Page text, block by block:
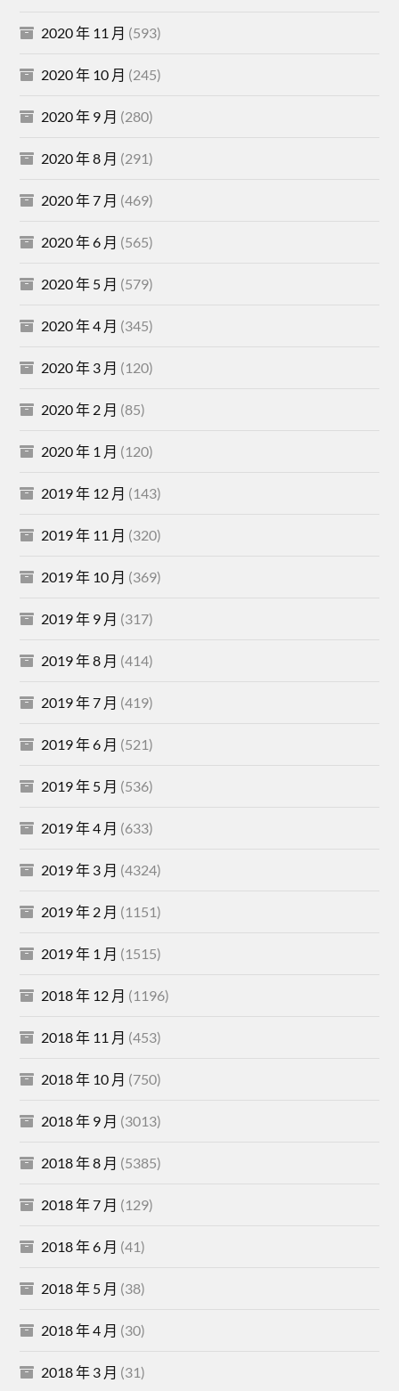
2020 年 11 月 (593)
2020 年 10 月 (245)
2020 年 9 月 (280)
2020 年 8 月 (291)
2020 年 7 月 (469)
2020 年 6 月 (565)
2020 年 5 月 (579)
2020 年 4 月 (345)
2020 年 3 月 (120)
2020 年 2 月 (85)
2020 年 1 月 (120)
2019 年 12 月 (143)
2019 年 11 月 (320)
2019 年 10 月 (369)
2019 年 9 月 (317)
2019 年 8 月 (414)
2019 年 7 月 (419)
2019 年 6 月 (521)
2019 年 5 月 (536)
2019 年 4 月 (633)
2019 年 3 月 (4324)
2019 年 2 月 (1151)
2019 年 1 月 (1515)
2018 年 12 月 (1196)
2018 年 11 月 (453)
2018 年 10 月 (750)
2018 年 9 月 (3013)
2018 年 8 月 (5385)
2018 年 7 月 (129)
2018 年 6 月 (41)
2018 年 5 月 (38)
2018 年 4 月 (30)
2018 年 3 月 (31)